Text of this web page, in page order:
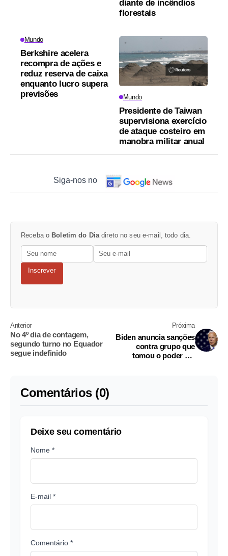
diante de incêndios
florestais
Mundo
Berkshire acelera
recompra de ações e
reduz reserva de caixa
enquanto lucro supera
previsões
Mundo
Presidente de Taiwan
supervisiona exercício
de ataque costeiro em
manobra militar anual
Siga-nos no
Receba o Boletim do Diadireto no seu e-mail, todo dia.
Inscrever
Anterior
No 4º dia de contagem,
segundo turno no Equador
segue indefinido
Próxima
Biden anuncia sanções
contra grupo que
tomou o poder em
Comentários (0)
Deixe seu comentário
Nome *
E-mail *
Comentário *